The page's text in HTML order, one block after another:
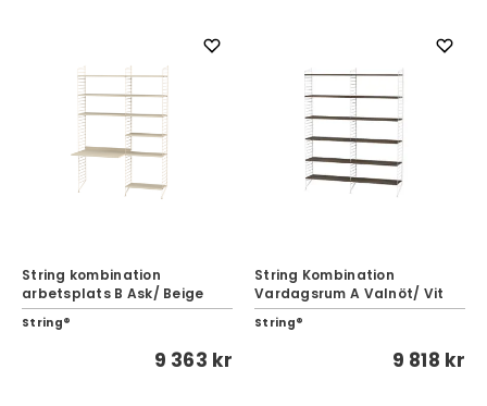
String kombination
arbetsplats B Ask/ Beige
String®
9 363 kr
String Kombination
Vardagsrum A Valnöt/ Vit
String®
9 818 kr